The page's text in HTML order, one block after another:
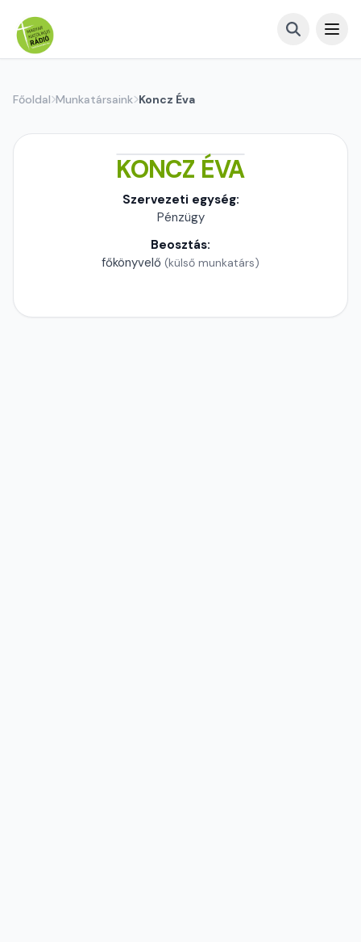
Főoldal Munkatársaink Koncz Éva
KONCZ ÉVA
Szervezeti egység:
Pénzügy
Beosztás:
főkönyvelő (külső munkatárs)